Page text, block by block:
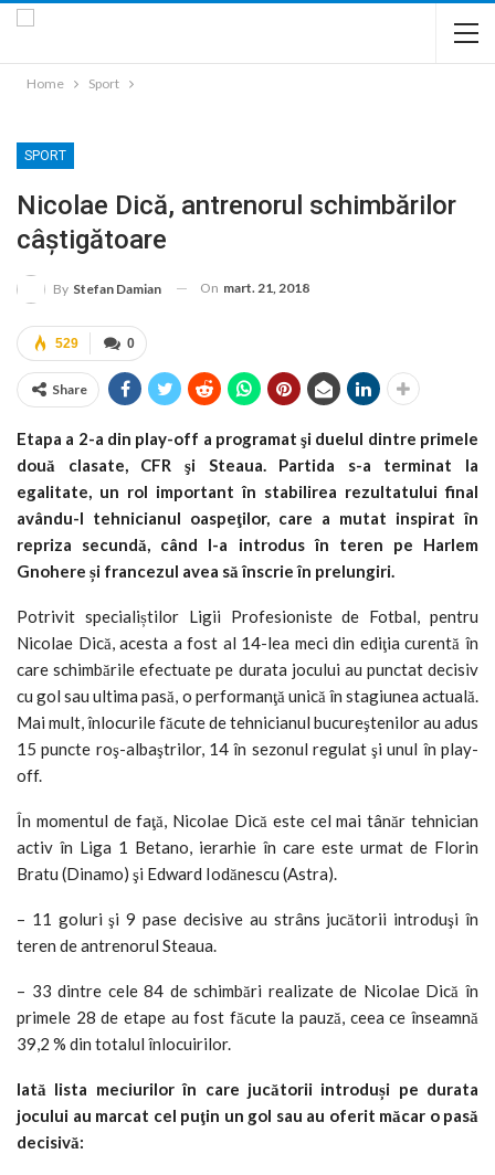
Home Sport
SPORT
Nicolae Dică, antrenorul schimbărilor
câștigătoare
By Stefan Damian On mart. 21, 2018
0
529
Share
Etapa a 2-a din play-off a programat şi duelul dintre primele
două clasate, CFR şi Steaua. Partida s-a terminat la
egalitate, un rol important în stabilirea rezultatului final
avându-l tehnicianul oaspeţilor, care a mutat inspirat în
repriza secundă, când l-a introdus în teren pe Harlem
Gnohere și francezul avea să înscrie în prelungiri.
Potrivit specialiștilor Ligii Profesioniste de Fotbal, pentru
Nicolae Dică, acesta a fost al 14-lea meci din ediţia curentă în
care schimbările efectuate pe durata jocului au punctat decisiv
cu gol sau ultima pasă, o performanţă unică în stagiunea actuală.
Mai mult, înlocurile făcute de tehnicianul bucureştenilor au adus
15 puncte roş-albaştrilor, 14 în sezonul regulat şi unul în play-
off.
În momentul de faţă, Nicolae Dică este cel mai tânăr tehnician
activ în Liga 1 Betano, ierarhie în care este urmat de Florin
Bratu (Dinamo) şi Edward Iodănescu (Astra).
– 11 goluri şi 9 pase decisive au strâns jucătorii introduşi în
teren de antrenorul Steaua.
– 33 dintre cele 84 de schimbări realizate de Nicolae Dică în
primele 28 de etape au fost făcute la pauză, ceea ce înseamnă
39,2 % din totalul înlocuirilor.
Iată lista meciurilor în care jucătorii introduși pe durata
jocului au marcat cel puţin un gol sau au oferit măcar o pasă
decisivă: